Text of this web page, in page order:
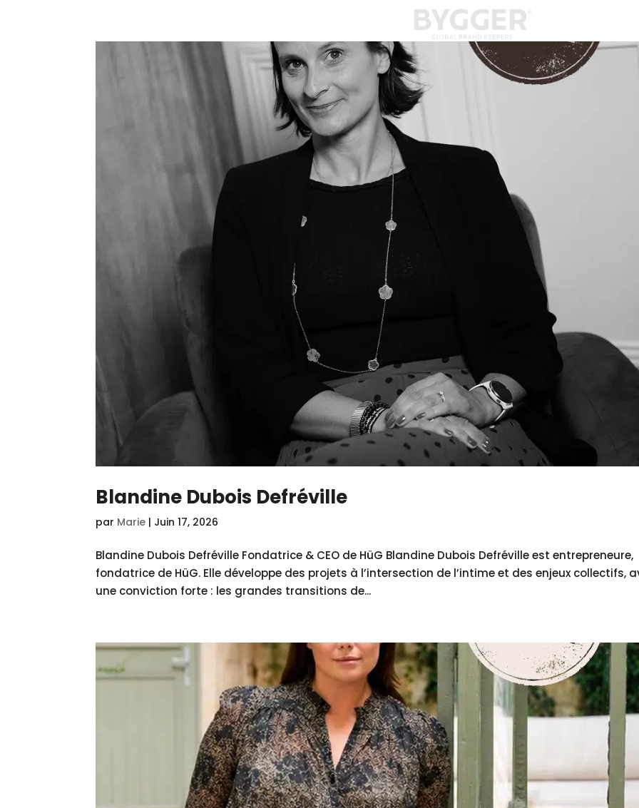
Blandine Dubois Defréville
par Marie | Juin 17, 2026
Blandine Dubois Defréville Fondatrice & CEO de HüG Blandine Dubois Defréville est entrepreneure,
fondatrice de HüG. Elle développe des projets à l’intersection de l’intime et des enjeux collectifs,
une conviction forte : les grandes transitions de...